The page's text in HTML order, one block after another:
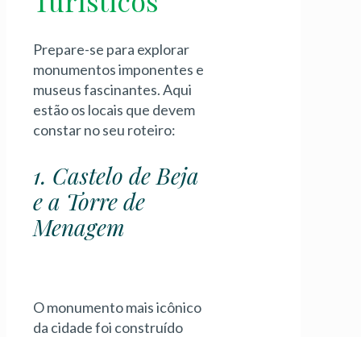
Prepare-se para explorar
monumentos imponentes e
museus fascinantes. Aqui
estão os locais que devem
constar no seu roteiro:
1. Castelo de Beja
e a Torre de
Menagem
O monumento mais icônico
da cidade foi construído